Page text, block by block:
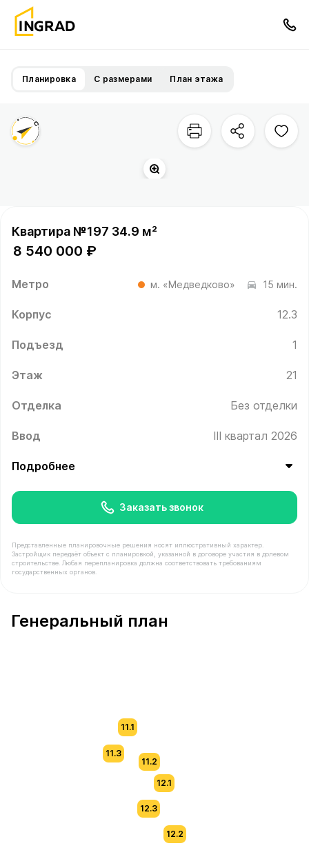
Планировка С размерами План этажа
Квартира №197 34.9 м²
8 540 000 ₽
Метро м. «Медведково» 15 мин.
Корпус 12.3
Подъезд 1
Этаж 21
Отделка Без отделки
Ввод III квартал 2026
Подробнее
Заказать звонок
Представленные планировочные решения носят иллюстративный характер.
Застройщик передаёт объект с планировкой, указанной в договоре участия в долевом
строительстве. Любая перепланировка должна соответствовать требованиям
государственных органов.
Генеральный план
11.3
11.1
11.2
12.1
12.2
12.3